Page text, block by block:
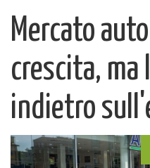
Mercato
crescita,
indietro